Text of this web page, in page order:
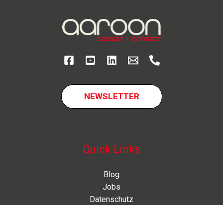
NEWSLETTER
Quick Links
Blog
Jobs
Datenschutz